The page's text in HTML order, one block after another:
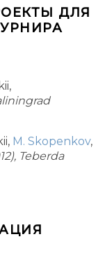
ДЛЯ
M. Skopenkov,
Teberda